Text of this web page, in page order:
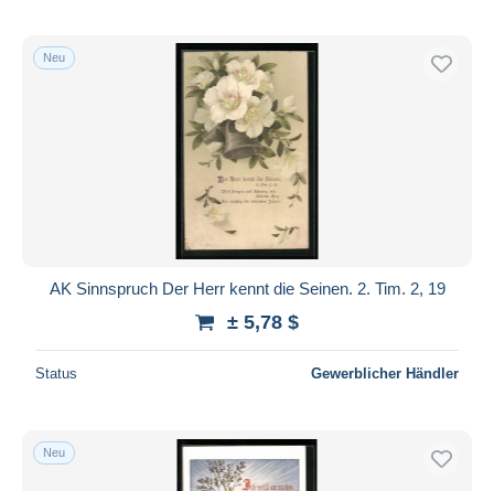
Neu
AK Sinnspruch Der Herr kennt die Seinen. 2. Tim. 2, 19
± 5,78 $
Status Gewerblicher Händler
Neu